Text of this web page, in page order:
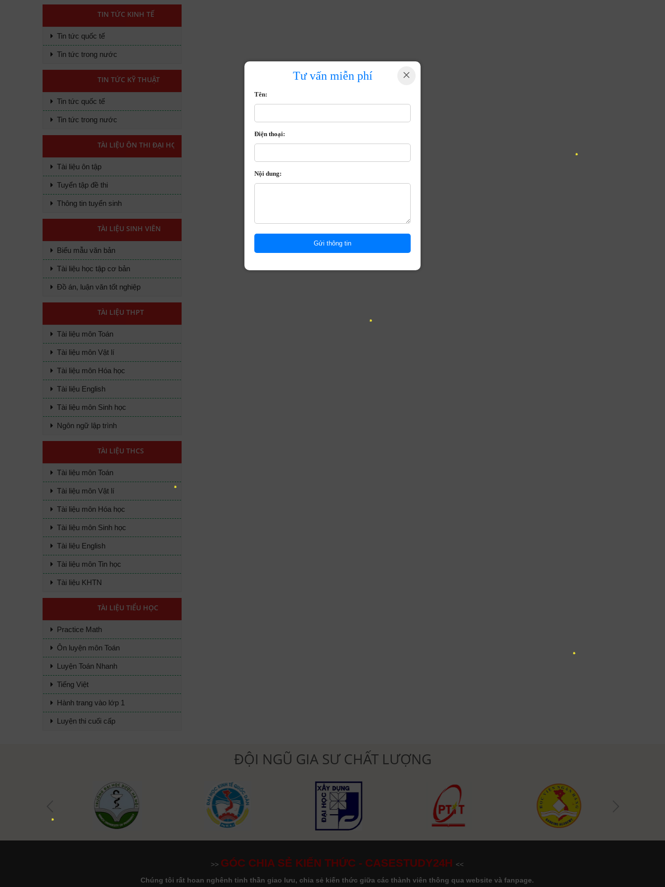
Tư vấn miễn phí ×
Tên:
Điện thoại:
Nội dung:
TIN TỨC KINH TẾ
Tin tức quốc tế
Tin tức trong nước
TIN TỨC KỸ THUẬT
Tin tức quốc tế
Tin tức trong nước
TÀI LIỆU ÔN THI ĐẠI HỌC
Tài liệu ôn tập
Tuyển tập đề thi
Thông tin tuyển sinh
TÀI LIỆU SINH VIÊN
Biểu mẫu văn bản
Tài liệu học tập cơ bản
Đồ án, luận văn tốt nghiệp
TÀI LIỆU THPT
Tài liệu môn Toán
Tài liệu môn Vật lí
Tài liệu môn Hóa học
Tài liệu English
Tài liệu môn Sinh học
Ngôn ngữ lập trình
TÀI LIỆU THCS
Tài liệu môn Toán
Tài liệu môn Vật lí
Tài liệu môn Hóa học
Tài liệu môn Sinh học
Tài liệu English
Tài liệu môn Tin học
Tài liệu KHTN
TÀI LIỆU TIỂU HỌC
Practice Math
Ôn luyện môn Toán
Luyện Toán Nhanh
Tiếng Việt
Hành trang vào lớp 1
Luyện thi cuối cấp
ĐỘI NGŨ GIA SƯ CHẤT LƯỢNG
>> GÓC CHIA SẺ KIẾN THỨC - CASESTUDY24H <<
Chúng tôi rất hoan nghênh tinh thần giao lưu, chia sẻ kiến thức giữa các thành viên thông qua website và fanpage.